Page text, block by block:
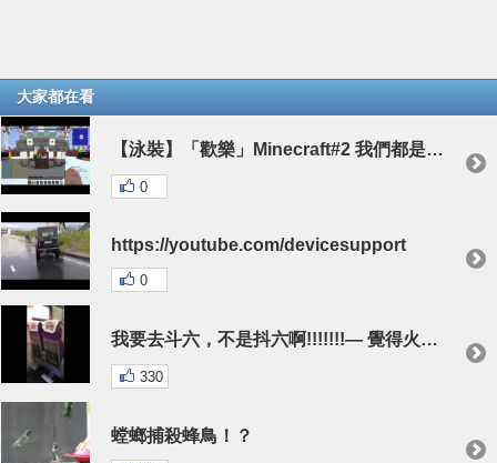
大家都在看
【泳裝】「歡樂」Minecraft#2 我們都是過氣的實況主...
0
https://youtube.com/devicesupport
0
我要去斗六，不是抖六啊!!!!!!!— 覺得火大。
330
螳螂捕殺蜂鳥！？